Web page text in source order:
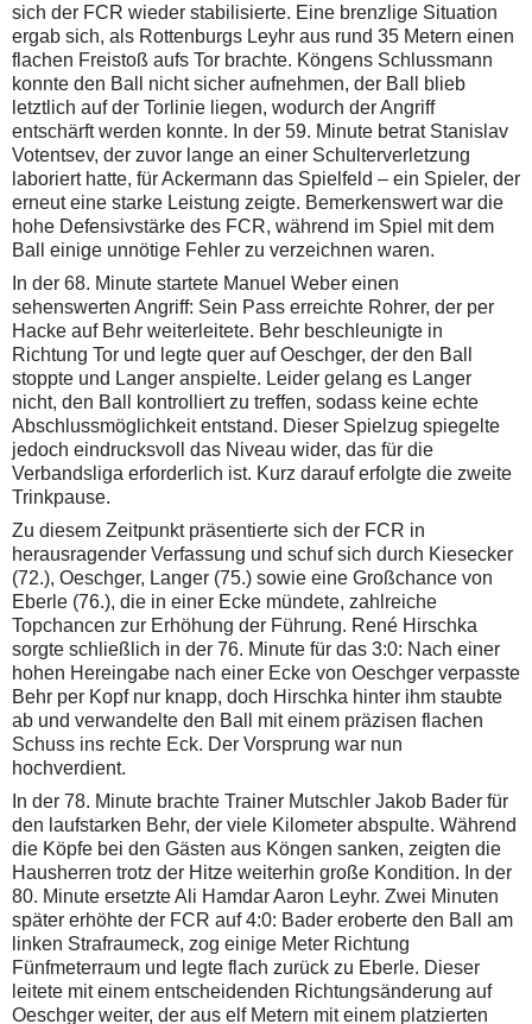
sich der FCR wieder stabilisierte. Eine brenzlige Situation
ergab sich, als Rottenburgs Leyhr aus rund 35 Metern einen
flachen Freistoß aufs Tor brachte. Köngens Schlussmann
konnte den Ball nicht sicher aufnehmen, der Ball blieb
letztlich auf der Torlinie liegen, wodurch der Angriff
entschärft werden konnte. In der 59. Minute betrat Stanislav
Votentsev, der zuvor lange an einer Schulterverletzung
laboriert hatte, für Ackermann das Spielfeld – ein Spieler, der
erneut eine starke Leistung zeigte. Bemerkenswert war die
hohe Defensivstärke des FCR, während im Spiel mit dem
Ball einige unnötige Fehler zu verzeichnen waren.
In der 68. Minute startete Manuel Weber einen
sehenswerten Angriff: Sein Pass erreichte Rohrer, der per
Hacke auf Behr weiterleitete. Behr beschleunigte in
Richtung Tor und legte quer auf Oeschger, der den Ball
stoppte und Langer anspielte. Leider gelang es Langer
nicht, den Ball kontrolliert zu treffen, sodass keine echte
Abschlussmöglichkeit entstand. Dieser Spielzug spiegelte
jedoch eindrucksvoll das Niveau wider, das für die
Verbandsliga erforderlich ist. Kurz darauf erfolgte die zweite
Trinkpause.
Zu diesem Zeitpunkt präsentierte sich der FCR in
herausragender Verfassung und schuf sich durch Kiesecker
(72.), Oeschger, Langer (75.) sowie eine Großchance von
Eberle (76.), die in einer Ecke mündete, zahlreiche
Topchancen zur Erhöhung der Führung. René Hirschka
sorgte schließlich in der 76. Minute für das 3:0: Nach einer
hohen Hereingabe nach einer Ecke von Oeschger verpasste
Behr per Kopf nur knapp, doch Hirschka hinter ihm staubte
ab und verwandelte den Ball mit einem präzisen flachen
Schuss ins rechte Eck. Der Vorsprung war nun
hochverdient.
In der 78. Minute brachte Trainer Mutschler Jakob Bader für
den laufstarken Behr, der viele Kilometer abspulte. Während
die Köpfe bei den Gästen aus Köngen sanken, zeigten die
Hausherren trotz der Hitze weiterhin große Kondition. In der
80. Minute ersetzte Ali Hamdar Aaron Leyhr. Zwei Minuten
später erhöhte der FCR auf 4:0: Bader eroberte den Ball am
linken Strafraumeck, zog einige Meter Richtung
Fünfmeterraum und legte flach zurück zu Eberle. Dieser
leitete mit einem entscheidenden Richtungsänderung auf
Oeschger weiter, der aus elf Metern mit einem platzierten